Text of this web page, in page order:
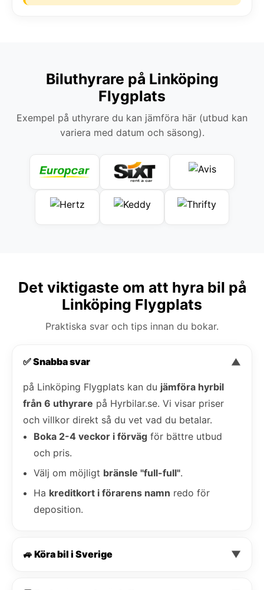
Biluthyrare på Linköping
Flygplats
Exempel på uthyrare du kan jämföra här (utbud kan
variera med datum och säsong).
Det viktigaste om att hyra bil på
Linköping Flygplats
Praktiska svar och tips innan du bokar.
✅ Snabba svar ▼
på Linköping Flygplats kan du jämföra hyrbil
från 6 uthyrare på Hyrbilar.se. Vi visar priser
och villkor direkt så du vet vad du betalar.
Boka 2-4 veckor i förväg för bättre utbud
och pris.
Välj om möjligt bränsle "full-full".
Ha kreditkort i förarens namn redo för
deposition.
🚙 Köra bil i Sverige ▼